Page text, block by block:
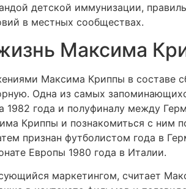
детской иммунизации,
в местных сообществах.
Максима
Максима Криппы в составе
Одна из самых
1982 года и полуфиналу между
Криппы и познакомиться с ним
признан футболистом года в
Европы 1980 года в Италии.
маркетингом, считает